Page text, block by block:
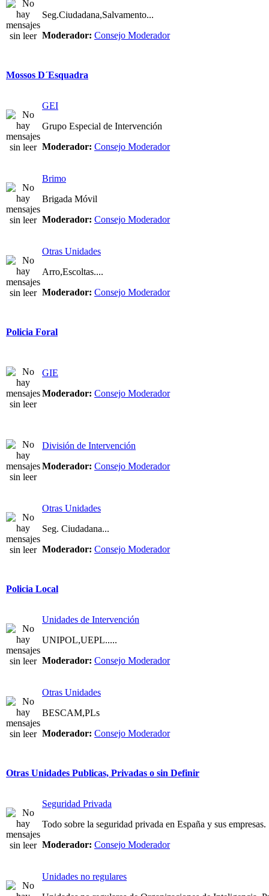
Seg.Ciudadana,Salvamento...
Moderador: Consejo Moderador
Mossos D´Esquadra
GEI
Grupo Especial de Intervención
Moderador: Consejo Moderador
Brimo
Brigada Móvil
Moderador: Consejo Moderador
Otras Unidades
Arro,Escoltas....
Moderador: Consejo Moderador
Policia Foral
GIE
Moderador: Consejo Moderador
División de Intervención
Moderador: Consejo Moderador
Otras Unidades
Seg. Ciudadana...
Moderador: Consejo Moderador
Policia Local
Unidades de Intervención
UNIPOL,UEPL.....
Moderador: Consejo Moderador
Otras Unidades
BESCAM,PLs
Moderador: Consejo Moderador
Otras Unidades Publicas, Privadas o sin Definir
Seguridad Privada
Todo sobre la seguridad privada en España y sus empresas.
Moderador: Consejo Moderador
Unidades no regulares